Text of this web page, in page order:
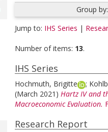
Group
Jump to: IHS Series |
Number of items: 13.
IHS Series
Hochmuth, Brigitte ;
(March 2021) Hartz IV and
Macroeconomic Evaluation.
Research Report